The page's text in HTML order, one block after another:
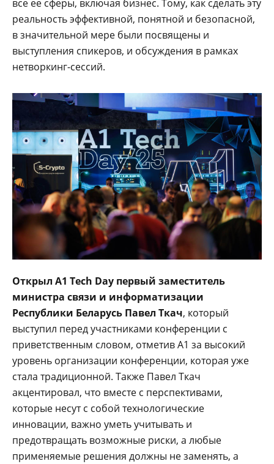
все ее сферы, включая бизнес. Тому, как сделать эту
реальность эффективной, понятной и безопасной,
в значительной мере были посвящены и
выступления спикеров, и обсуждения в рамках
нетворкинг-сессий.
Открыл А1 Tech Day первый заместитель
министра связи и информатизации
Республики Беларусь Павел Ткач, который
выступил перед участниками конференции с
приветственным словом, отметив A1 за высокий
уровень организации конференции, которая уже
стала традиционной. Также Павел Ткач
акцентировал, что вместе с перспективами,
которые несут с собой технологические
инновации, важно уметь учитывать и
предотвращать возможные риски, а любые
применяемые решения должны не заменять, а